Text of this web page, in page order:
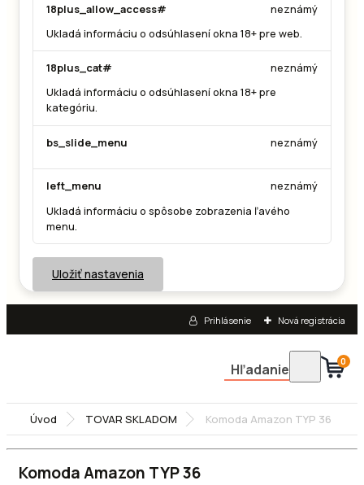
18plus_allow_access#
Ukladá informáciu o odsúhlasení okna 18+ pre web.
neznámý
18plus_cat#
Ukladá informáciu o odsúhlasení okna 18+ pre
kategóriu.
neznámý
bs_slide_menu neznámý
left_menu
Ukladá informáciu o spôsobe zobrazenia ľavého
menu.
neznámý
Uložiť nastavenia
Prihlásenie Nová registrácia
Hľadanie 0
Úvod TOVAR SKLADOM Komoda Amazon TYP 36
Komoda Amazon TYP 36